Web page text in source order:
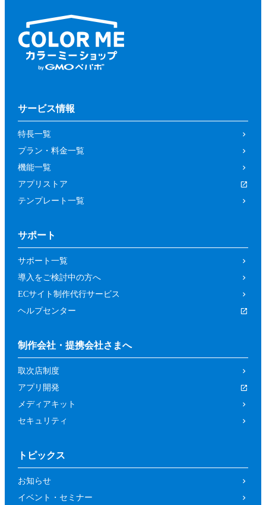
サービス情報
特長一覧
プラン・料金一覧
機能一覧
アプリストア
テンプレート一覧
サポート
サポート一覧
導入をご検討中の方へ
ECサイト制作代行サービス
ヘルプセンター
制作会社・提携会社さまへ
取次店制度
アプリ開発
メディアキット
セキュリティ
トピックス
お知らせ
イベント・セミナー